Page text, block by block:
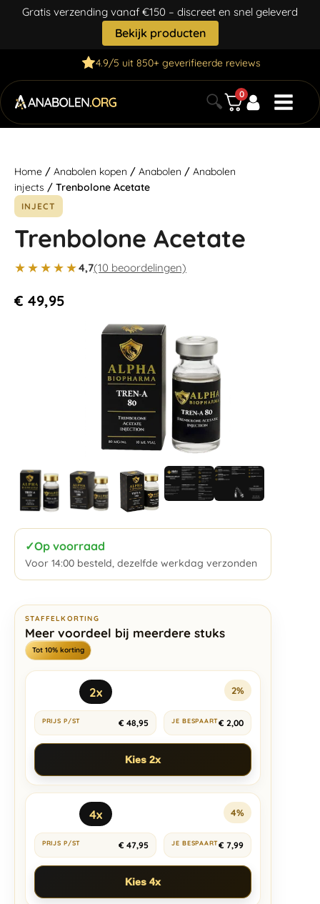
Gratis verzending vanaf €150 – discreet en snel geleverd
Bekijk producten
4.9/5 uit 850+ geverifieerde reviews
🔍 0
Home / Anabolen kopen / Anabolen / Anabolen
injects / Trenbolone Acetate
INJECT
Trenbolone Acetate
★★★★★4,7(10 beoordelingen)
€ 49,95
✓Op voorraad
Voor 14:00 besteld, dezelfde werkdag verzonden
STAFFELKORTING
Meer voordeel bij meerdere stuks
Tot 10% korting
2x 2%
€ 48,95 € 2,00
Kies 2x
4x 4%
€ 47,95 € 7,99
Kies 4x